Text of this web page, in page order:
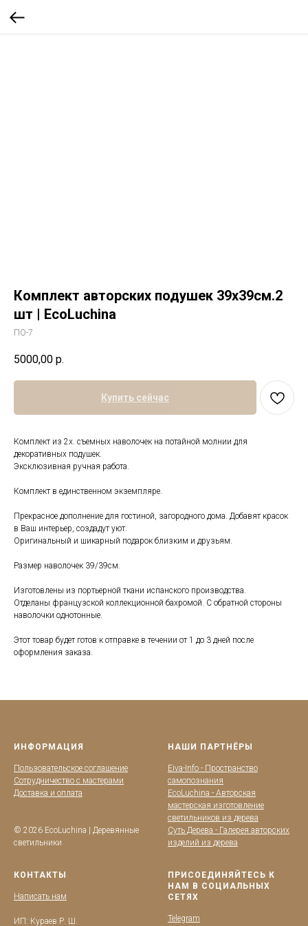
Комплект авторских подушек 39х39см.2
шт | EcoLuchina
ПО-7
5000,00 р.
Купить сейчас
Комплект из 2х. съемных наволочек на потайной молнии для
декоративных подушек.
Эксклюзивная ручная работа.
Комплект в единственном экземпляре.
Прекрасное дополнение для гостиной, загородного дома. Добавят красок
в Ваш интерьер, создадут уют.
Оригинальный и шикарный подарок близким и друзьям.
Размер наволочек 39/39см.
Изготовлены из портьерной ткани испанского производства.
Отделаны французской коллекционной бахромой. С обратной стороны
наволочки однотонные.
Этот товар будет готов к отправке в течении от 1 до 3 дней после
оформления заказа.
ИНФОРМАЦИЯ
Пользовательское соглашение
Сотрудничество с мастерами
Доставка и оплата
© 2026 EcoLuchina | Деревянные
светильники
НАШИ ПАРТНЁРЫ
Eiva-Info - Пространство
самопознания
EcoLuchina - Авторская
мастерская изготовление
светильников из дерева
Суть Дерева - Галерея авторских
изделий из дерева
КОНТАКТЫ
Написать нам
ИП: Кураев Р. Ш.
ПРИСОЕДИНЯЙТЕСЬ К
НАМ В СОЦИАЛЬНЫХ
СЕТЯХ
Telegram